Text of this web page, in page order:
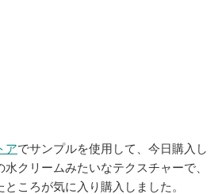
アでサンプルを使用して、今日購入し
クリームみたいなテクスチャーで、
ころが気に入り購入しました。